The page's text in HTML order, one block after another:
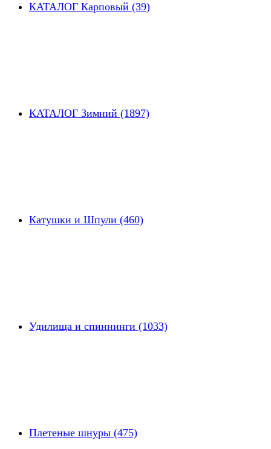
КАТАЛОГ Карповый (39)
КАТАЛОГ Зимний (1897)
Катушки и Шпули (460)
Удилища и спиннинги (1033)
Плетеные шнуры (475)